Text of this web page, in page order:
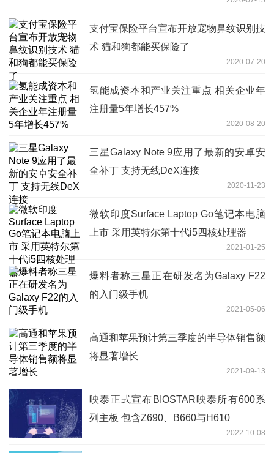
支付宝保险平台宣布开放宠物鼻纹识别技
术 猫和狗都能买保险了
2020-07-20
氢能成资本和产业关注重点 相关企业年
注册量5年增长457%
2020-08-20
三星Galaxy Note 9应用了最新的安卓安
全补丁 支持无线DeX连接
2020-11-23
微软印度Surface Laptop Go笔记本电脑
上市 采用英特尔第十代i5四核处理器
2021-01-25
爆料者称三星正在研发名为Galaxy F22
的入门级手机
2021-05-06
高通和苹果预计第三季度的半导体销售额
将显著增长
2021-09-13
映泰正式宣布BIOSTAR映泰所有600系
列主板 包含Z690、B660与H610
2022-10-08